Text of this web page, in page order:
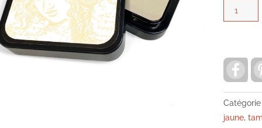
de
stamping
art-
barely
butter-
c
e
b
o
o
Catégorie
jaune,